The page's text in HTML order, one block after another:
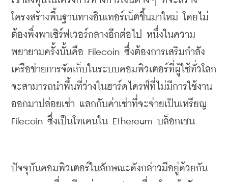
โครงสร้างพื้นฐานทางอินเทอร์เน็ตขึ้นมาใหม่ โดยไม่
ต้องพึ่งพาเซิร์ฟเวอร์กลางอีกต่อไป หนึ่งในความ
พยายามครั้งนั้นคือ Filecoin ซึ่งต้องการเสริมกำลัง
เครือข่ายการจัดเก็บในระบบคอมพิวเตอร์ที่ผู้ใช้ทั่วโลก
จะสามารถนำพื้นที่ว่างในฮาร์ดไดรฟ์ที่ไม่มีการใช้งาน
Filecoin ซึ่งเป็นโทเคนใน Ethereum บล็อกเชน
ปัจจุบันคอมพิวเตอร์ในลักษณะดังกล่าวมีอยู่ด้วยกัน